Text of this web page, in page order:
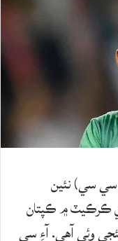
سي سي) نئين
ڪرڪيٽ ۾ ڪپتان
وئي آهي. آءِ سي